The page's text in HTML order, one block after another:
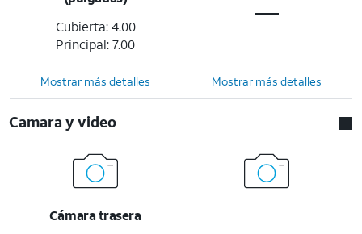
Cubierta: 4.00
Principal: 7.00
Mostrar más detalles Mostrar más detalles
Camara y video
Cámara trasera